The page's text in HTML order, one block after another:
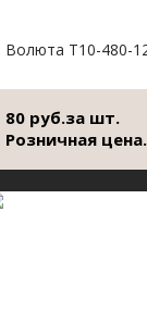
Волюта Т10-480-
80 руб.за шт.
Розничная цена.